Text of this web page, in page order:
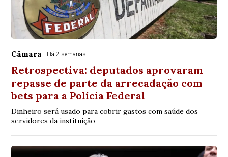
Câmara Há 2 semanas
Retrospectiva: deputados aprovaram
repasse de parte da arrecadação com
bets para a Polícia Federal
Dinheiro será usado para cobrir gastos com saúde dos
servidores da instituição